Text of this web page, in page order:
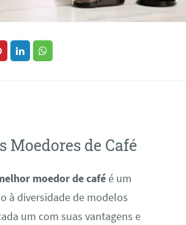
Moedores de Café
moedor de caféé um
à diversidade de modelos
um com suas vantagens e